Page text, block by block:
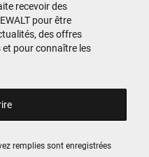
recevoir des
pour être
des offres
pour connaître les
remplies sont enregistrées